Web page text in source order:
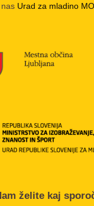
Urad za mladino
želite kaj